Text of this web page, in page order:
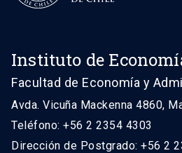
Instituto de
Facultad de Economía y
Avda. Vicuña Mackenna 4860,
Teléfono: +56 2 2354 4303
Dirección de Postgrado: +56 2